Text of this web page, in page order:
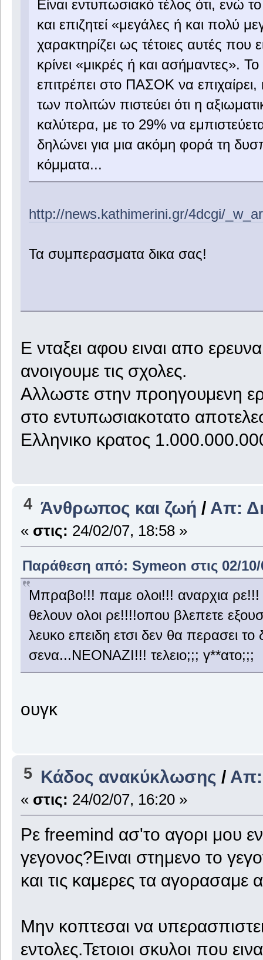
Είναι εντυπωσιακό τέλος ότι, ενώ
και επιζητεί «μεγάλες ή και πολύ
χαρακτηρίζει ως τέτοιες αυτές που
κρίνει «μικρές ή και ασήμαντες».
επιτρέπει στο ΠΑΣΟΚ να
των πολιτών πιστεύει ότι η
καλύτερα, με το 29% να
δηλώνει για μια ακόμη φορά τη
κόμματα...
http://news.kathimerini.gr/4dcgi/
Τα συμπερασματα δικα σας!
Ε νταξει αφου ειναι απο
ανοιγουμε τις σχολες.
Αλλωστε στην προηγουμενη
στο εντυπωσιακοτατο
Ελληνικο κρατος
4 Άνθρωπος και ζωή / Απ:
« στις: 24/02/07, 18:58 »
Παράθεση από: Symeon στις 02/10/
Μπραβο!!! παμε ολοι!!! αναρχια
θελουν ολοι ρε!!!!οπου βλεπετε
λευκο επειδη ετσι δεν θα περασει
σενα...ΝΕΟΝΑΖΙ!!! τελειο;;; γ**ατο;;;
oυγκ
5 Κάδος ανακύκλωσης / Απ:
« στις: 24/02/07, 16:20 »
Ρε freemind ασ'το αγορι μου
γεγονος?Ειναι στημενο το
και τις καμερες τα
Μην κοπτεσαι να
εντολες.Τετοιοι σκυλοι που